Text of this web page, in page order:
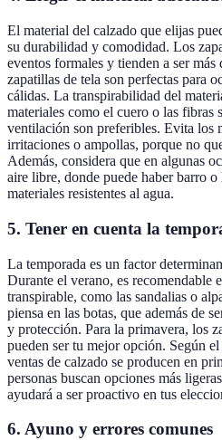
El material del calzado que elijas
su durabilidad y comodidad. Los
eventos formales y tienden a ser más
zapatillas de tela son perfectas para
cálidas. La transpirabilidad del
materiales como el cuero o las fibras
ventilación son preferibles. Evita los
irritaciones o ampollas, porque no
Además, considera que en algunas
aire libre, donde puede haber barro
materiales resistentes al agua.
5. Tener en cuenta la
La temporada es un factor
Durante el verano, es recomendable
transpirable, como las sandalias o
piensa en las botas, que además de
y protección. Para la primavera, los
pueden ser tu mejor opción. Según el
ventas de calzado se producen en
personas buscan opciones más
ayudará a ser proactivo en tus
6. Ayuno y errores comunes